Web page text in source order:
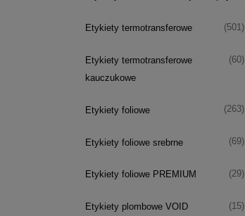
Etykiety termotransferowe (501)
Etykiety termotransferowe
kauczukowe
(60)
Etykiety foliowe (263)
Etykiety foliowe srebrne (69)
Etykiety foliowe PREMIUM (29)
Etykiety plombowe VOID (15)